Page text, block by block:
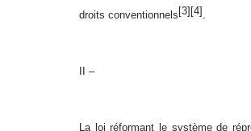
droits conventionnels [3] [4] .
II –
La loi réformant le système de